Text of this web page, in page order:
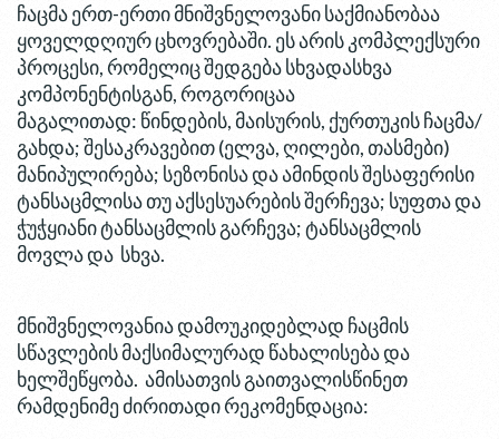
ჩაცმა ერთ-ერთი მნიშვნელოვანი საქმიანობაა
ყოველდღიურ ცხოვრებაში. ეს არის კომპლექსური
პროცესი, რომელიც შედგება სხვადასხვა
კომპონენტისგან, როგორიცაა
მაგალითად: წინდების, მაისურის, ქურთუკის ჩაცმა/
გახდა; შესაკრავებით (ელვა, ღილები, თასმები)
მანიპულირება; სეზონისა და ამინდის შესაფერისი
ტანსაცმლისა თუ აქსესუარების შერჩევა; სუფთა და
ჭუჭყიანი ტანსაცმლის გარჩევა; ტანსაცმლის
მოვლა და სხვა.
მნიშვნელოვანია დამოუკიდებლად ჩაცმის
სწავლების მაქსიმალურად წახალისება და
ხელშეწყობა. ამისათვის გაითვალისწინეთ
რამდენიმე ძირითადი რეკომენდაცია: